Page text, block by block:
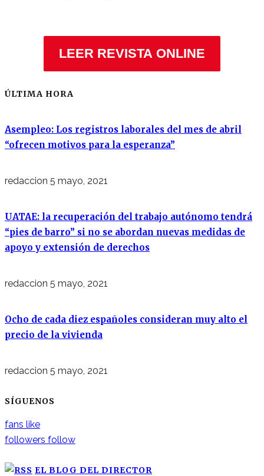
LEER REVISTA ONLINE
ÚLTIMA HORA
Asempleo: Los registros laborales del mes de abril
“ofrecen motivos para la esperanza”
redaccion 5 mayo, 2021
UATAE: la recuperación del trabajo autónomo tendrá
“pies de barro” si no se abordan nuevas medidas de
apoyo y extensión de derechos
redaccion 5 mayo, 2021
Ocho de cada diez españoles consideran muy alto el
precio de la vivienda
redaccion 5 mayo, 2021
SÍGUENOS
fans like
followers follow
EL BLOG DEL DIRECTOR